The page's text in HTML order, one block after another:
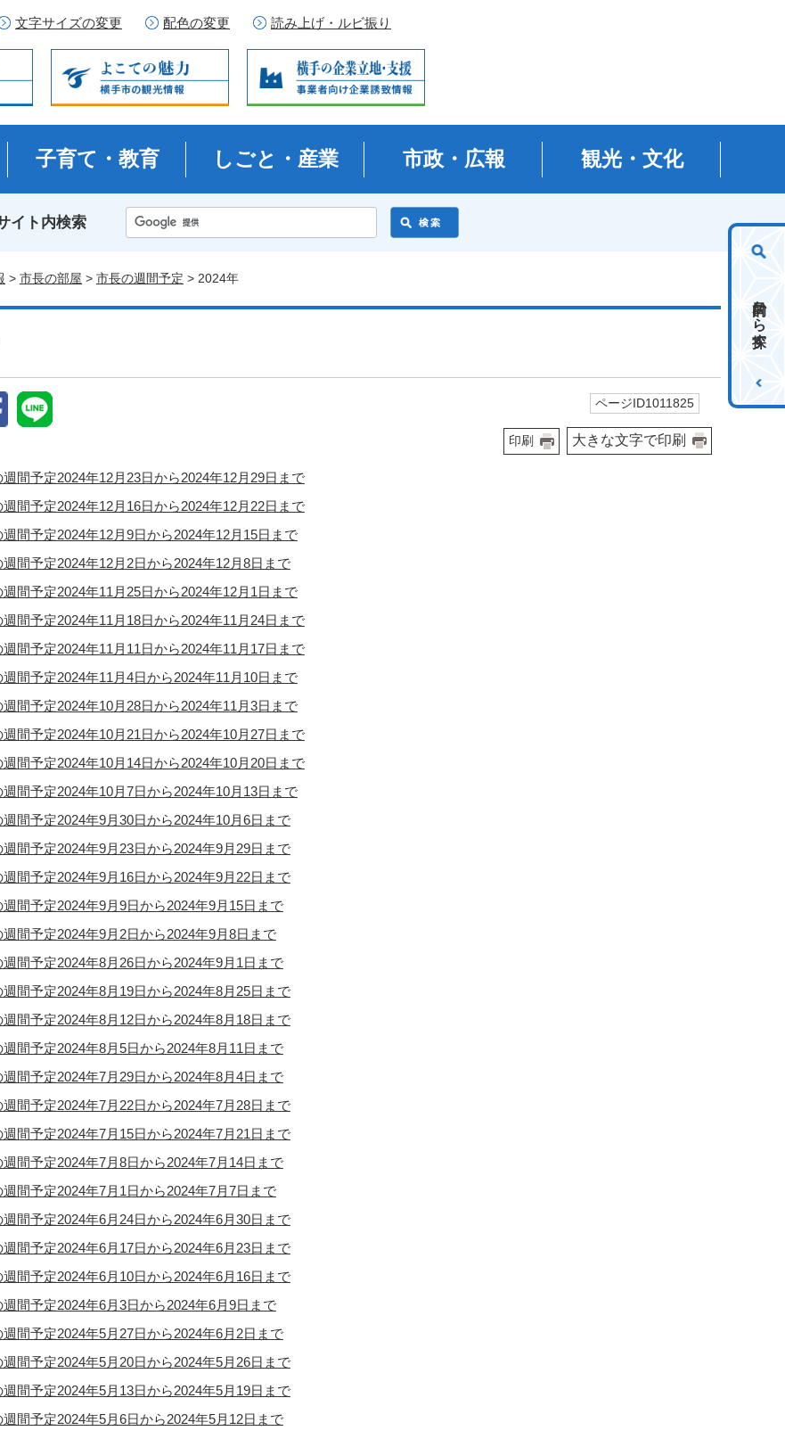
文字サイズの変更 配色の変更 読み上げ・ルビ振り
子育て・教育 しごと・産業 市政・広報 観光・文化
イト内検索
目的から探す
> 市長の部屋 > 市長の週間予定 > 2024年
ページID1011825
印刷 大きな文字で印刷
間予定2024年12月23日から2024年12月29日まで
間予定2024年12月16日から2024年12月22日まで
間予定2024年12月9日から2024年12月15日まで
間予定2024年12月2日から2024年12月8日まで
間予定2024年11月25日から2024年12月1日まで
間予定2024年11月18日から2024年11月24日まで
間予定2024年11月11日から2024年11月17日まで
間予定2024年11月4日から2024年11月10日まで
間予定2024年10月28日から2024年11月3日まで
間予定2024年10月21日から2024年10月27日まで
間予定2024年10月14日から2024年10月20日まで
間予定2024年10月7日から2024年10月13日まで
間予定2024年9月30日から2024年10月6日まで
間予定2024年9月23日から2024年9月29日まで
間予定2024年9月16日から2024年9月22日まで
間予定2024年9月9日から2024年9月15日まで
間予定2024年9月2日から2024年9月8日まで
間予定2024年8月26日から2024年9月1日まで
間予定2024年8月19日から2024年8月25日まで
間予定2024年8月12日から2024年8月18日まで
間予定2024年8月5日から2024年8月11日まで
間予定2024年7月29日から2024年8月4日まで
間予定2024年7月22日から2024年7月28日まで
間予定2024年7月15日から2024年7月21日まで
間予定2024年7月8日から2024年7月14日まで
間予定2024年7月1日から2024年7月7日まで
間予定2024年6月24日から2024年6月30日まで
間予定2024年6月17日から2024年6月23日まで
間予定2024年6月10日から2024年6月16日まで
間予定2024年6月3日から2024年6月9日まで
間予定2024年5月27日から2024年6月2日まで
間予定2024年5月20日から2024年5月26日まで
間予定2024年5月13日から2024年5月19日まで
間予定2024年5月6日から2024年5月12日まで